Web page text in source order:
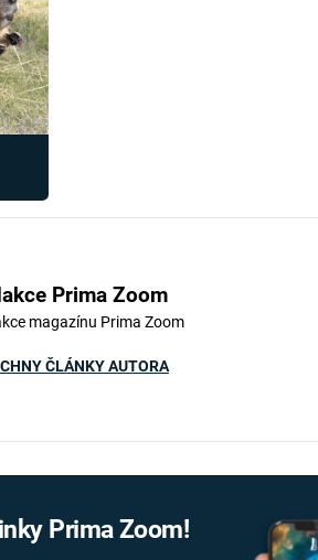
Prima Zoom
magazínu Prima Zoom
ČLÁNKY AUTORA
Prima Zoom!